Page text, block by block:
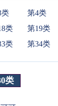
类 第4类
类 第19类
类 第34类
类